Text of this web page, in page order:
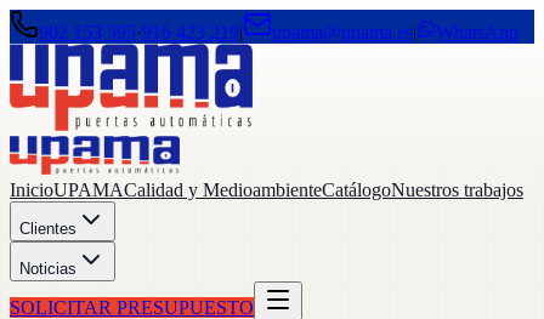
902 153 595·916 423 219| upama@upama.es| WhatsApp
InicioUPAMACalidad y MedioambienteCatálogoNuestros trabajos
Clientes
Noticias
SOLICITAR PRESUPUESTO